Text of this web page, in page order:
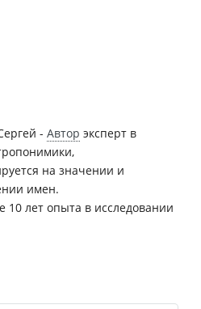
- Автор эксперт в
на значении и
имен.
10 лет опыта в исследовании